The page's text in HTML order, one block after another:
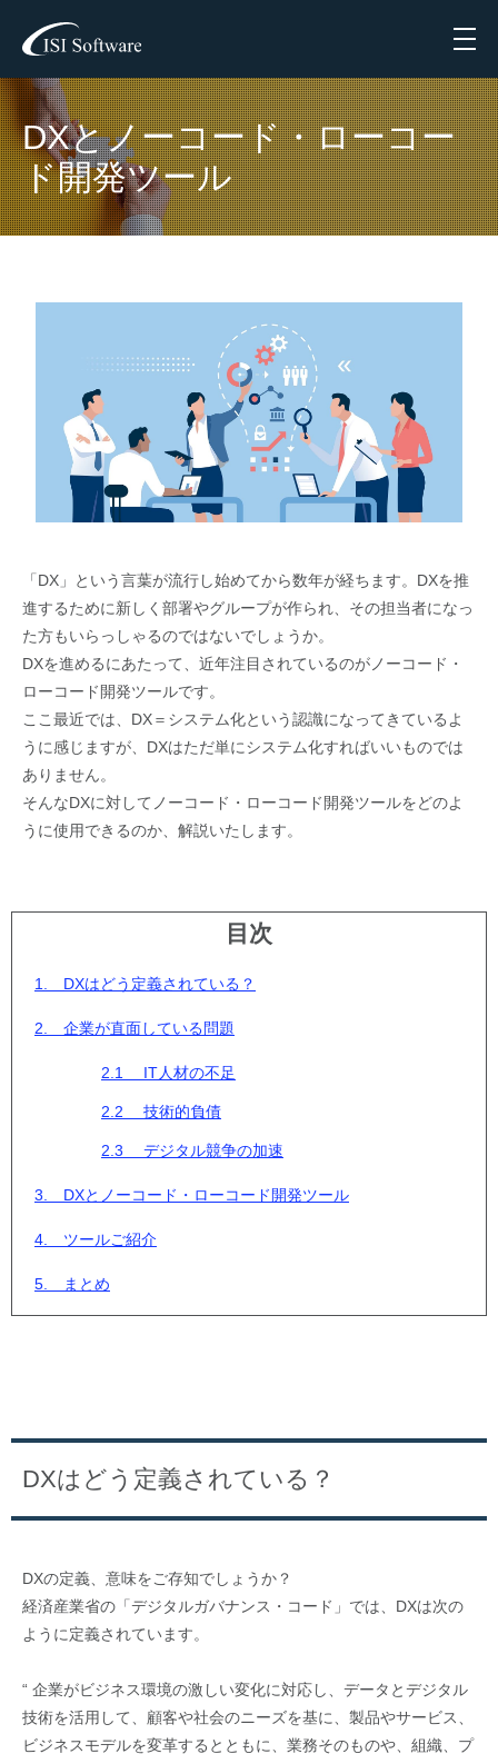
Menu
DXとノーコード・ローコー
ド開発ツール
「DX」という言葉が流行し始めてから数年が経ちます。DXを推
進するために新しく部署やグループが作られ、その担当者になっ
た方もいらっしゃるのではないでしょうか。
DXを進めるにあたって、近年注目されているのがノーコード・
ローコード開発ツールです。
ここ最近では、DX＝システム化という認識になってきているよ
うに感じますが、DXはただ単にシステム化すればいいものでは
ありません。
そんなDXに対してノーコード・ローコード開発ツールをどのよ
うに使用できるのか、解説いたします。
目次
1. DXはどう定義されている？
2. 企業が直面している問題
2.1 IT人材の不足
2.2 技術的負債
2.3 デジタル競争の加速
3. DXとノーコード・ローコード開発ツール
4. ツールご紹介
5. まとめ
DXはどう定義されている？
DXの定義、意味をご存知でしょうか？
経済産業省の「デジタルガバナンス・コード」では、DXは次の
ように定義されています。
“ 企業がビジネス環境の激しい変化に対応し、データとデジタル
技術を活用して、顧客や社会のニーズを基に、製品やサービス、
ビジネスモデルを変革するとともに、業務そのものや、組織、プ